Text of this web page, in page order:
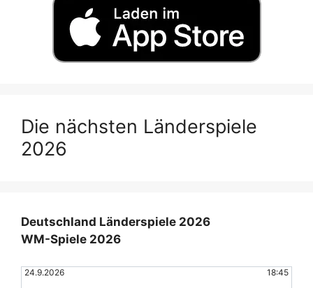
Die nächsten Länderspiele
2026
Deutschland Länderspiele 2026
WM-Spiele 2026
24.9.2026 18:45